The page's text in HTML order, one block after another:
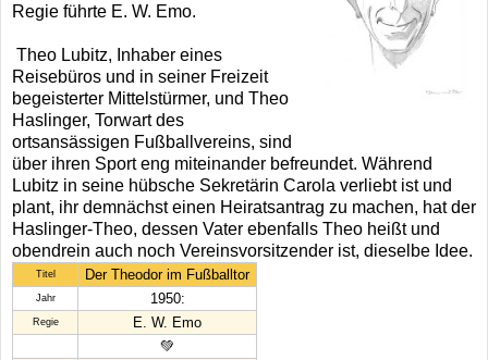
Regie führte E. W. Emo.
Theo Lubitz, Inhaber eines
Reisebüros und in seiner Freizeit
begeisterter Mittelstürmer, und Theo
Haslinger, Torwart des
ortsansässigen Fußballvereins, sind
über ihren Sport eng miteinander befreundet. Während
Lubitz in seine hübsche Sekretärin Carola verliebt ist und
plant, ihr demnächst einen Heiratsantrag zu machen, hat der
Haslinger-Theo, dessen Vater ebenfalls Theo heißt und
obendrein auch noch Vereinsvorsitzender ist, dieselbe Idee.
Titel Der Theodor im Fußballtor
Jahr 1950:
Regie
E. W. Emo
💚